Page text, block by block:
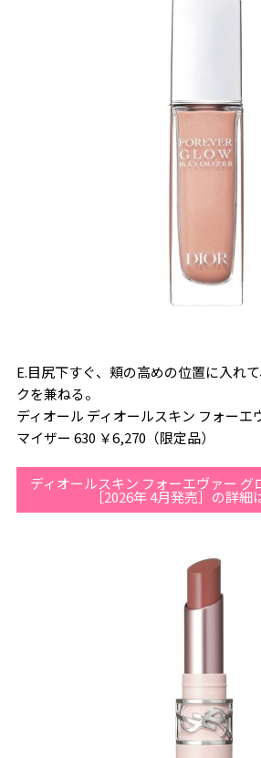
E.目尻下すぐ、頬の高めの位置に入れ
クを兼ねる。
ディオール ディオールスキン フォーエ
マイザー 630 ￥6,270（限定品）
ディオールスキン フォーエヴァー グ
［2026年 4月発売］の詳細